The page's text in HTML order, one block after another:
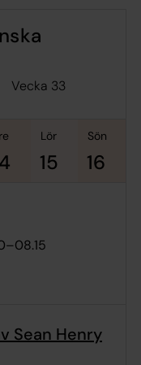
Vecka 33
fre lör
15
sön
16
–08.15
Sean Henry